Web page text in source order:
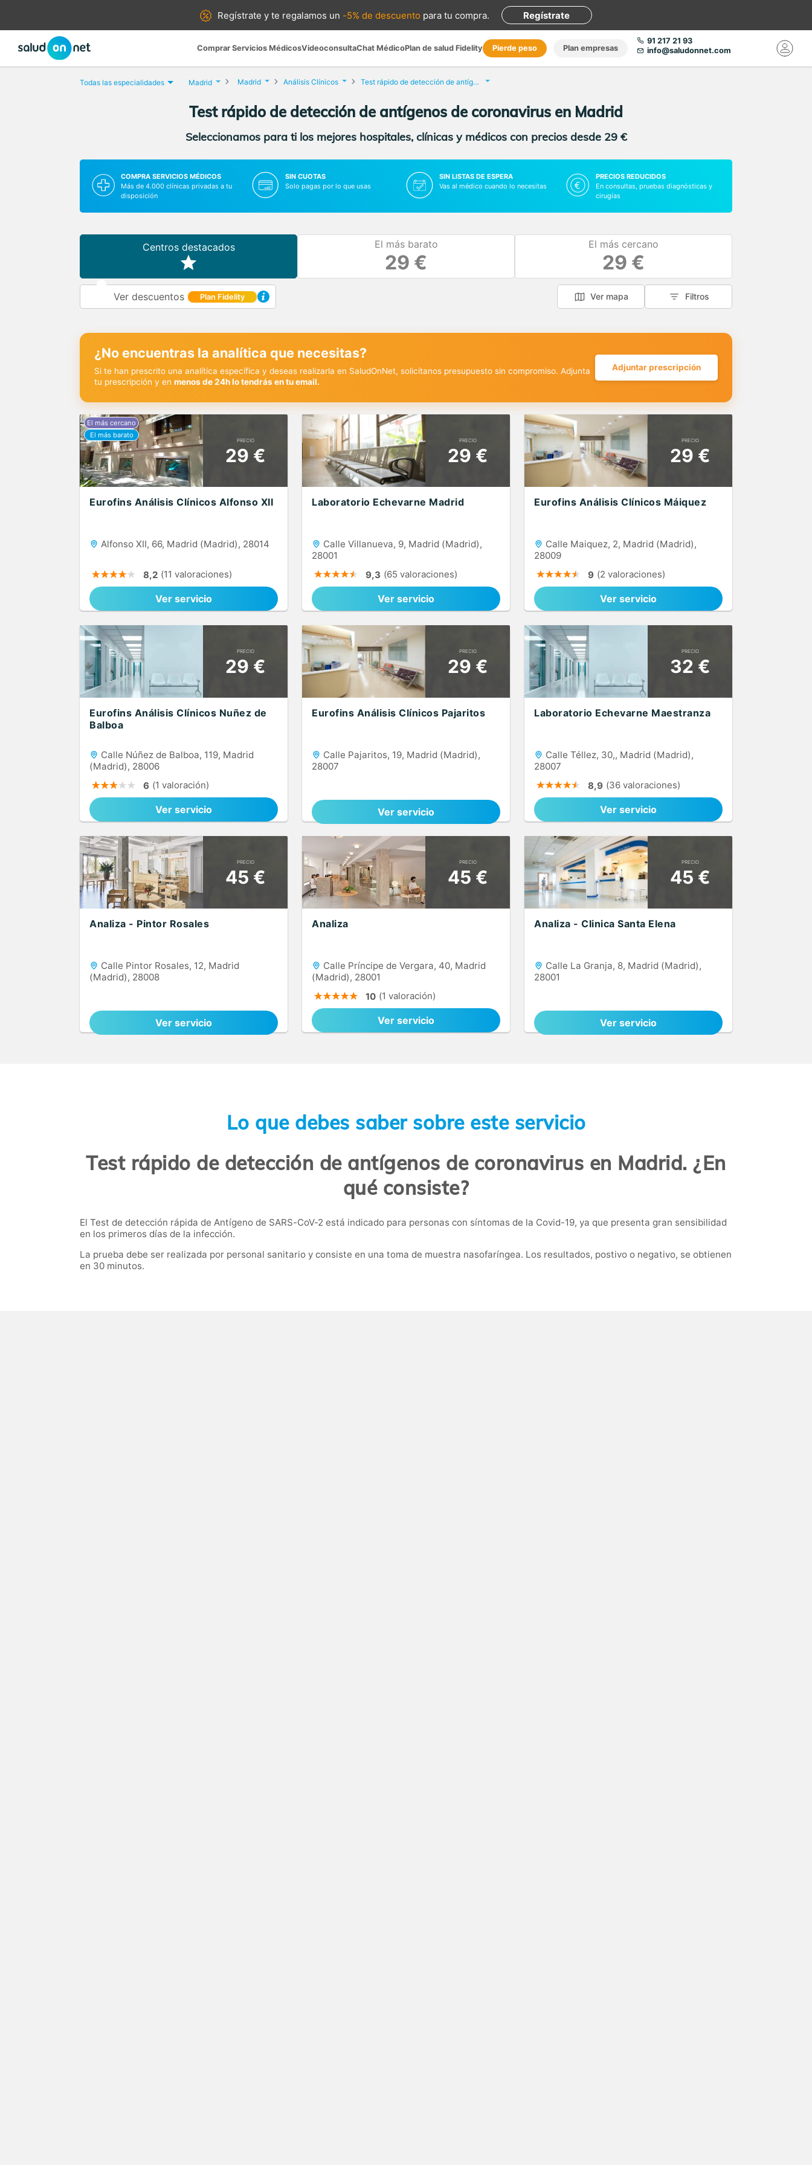
Regístrate yte regalamos un -5% de descuento para tu compra. Regístrate
Comprar Servicios MédicosVideoconsultaChat MédicoPlan de salud Fidelity Pierde peso Plan empresas
91 217 21 93
info@saludonnet.com
Todas las especialidades Madrid Madrid Análisis Clínicos Test rápido de detección de antígenos de coronavirus
Test rápido de detección de antígenos de coronavirus en Madrid
Seleccionamos para ti los mejores hospitales, clínicas y médicos con precios desde 29 €
COMPRA SERVICIOS MÉDICOS
Más de 4.000 clínicas privadas a tu
disposición
SIN CUOTAS
Solo pagas por lo que usas
SIN LISTAS DE ESPERA
Vas al médico cuando lo necesitas
PRECIOS REDUCIDOS
En consultas, pruebas diagnósticas y
cirugías
Centros destacados El más barato
29 €
El más cercano
29 €
Ver descuentos Plan Fidelity Ver mapa Filtros
¿No encuentras la analítica que necesitas?
Si te han prescrito una analítica específica y deseas realizarla en SaludOnNet, solicítanos presupuesto sin compromiso. Adjunta
tu prescripción y en menos de 24h lo tendrás en tu email.
Adjuntar prescripción
PRECIO
29 €
Eurofins Análisis Clínicos Alfonso XII
Alfonso XII, 66, Madrid (Madrid), 28014
8,2 (11 valoraciones)
Ver servicio
PRECIO
29 €
Laboratorio Echevarne Madrid
Calle Villanueva, 9, Madrid (Madrid),
28001
9,3 (65 valoraciones)
Ver servicio
PRECIO
29 €
Eurofins Análisis Clínicos Máiquez
Calle Maiquez, 2, Madrid (Madrid),
28009
9 (2 valoraciones)
Ver servicio
PRECIO
29 €
Eurofins Análisis Clínicos Nuñez de
Balboa
Calle Núñez de Balboa, 119, Madrid
(Madrid), 28006
6 (1 valoración)
Ver servicio
PRECIO
29 €
Eurofins Análisis Clínicos Pajaritos
Calle Pajaritos, 19, Madrid (Madrid),
28007
Ver servicio
PRECIO
32 €
Laboratorio Echevarne Maestranza
Calle Téllez, 30,, Madrid (Madrid),
28007
8,9 (36 valoraciones)
Ver servicio
PRECIO
45 €
Analiza - Pintor Rosales
Calle Pintor Rosales, 12, Madrid
(Madrid), 28008
Ver servicio
PRECIO
45 €
Analiza
Calle Príncipe de Vergara, 40, Madrid
(Madrid), 28001
10 (1 valoración)
Ver servicio
PRECIO
45 €
Analiza - Clinica Santa Elena
Calle La Granja, 8, Madrid (Madrid),
28001
Ver servicio
Lo que debes saber sobre este servicio
Test rápido de detección de antígenos de coronavirus en Madrid. ¿En
qué consiste?
El Test de detección rápida de Antígeno de SARS-CoV-2 está indicado para personas con síntomas de la Covid-19, ya que presenta gran sensibilidad
en los primeros días de la infección.
La prueba debe ser realizada por personal sanitario y consiste en una toma de muestra nasofaríngea. Los resultados, postivo o negativo, se obtienen
en 30 minutos.